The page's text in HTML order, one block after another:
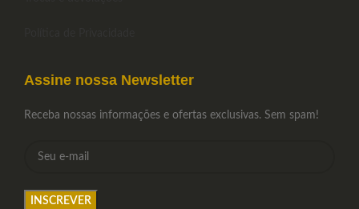
Assine nossa Newsletter
Receba nossas informações e ofertas exclusivas. Sem spam!